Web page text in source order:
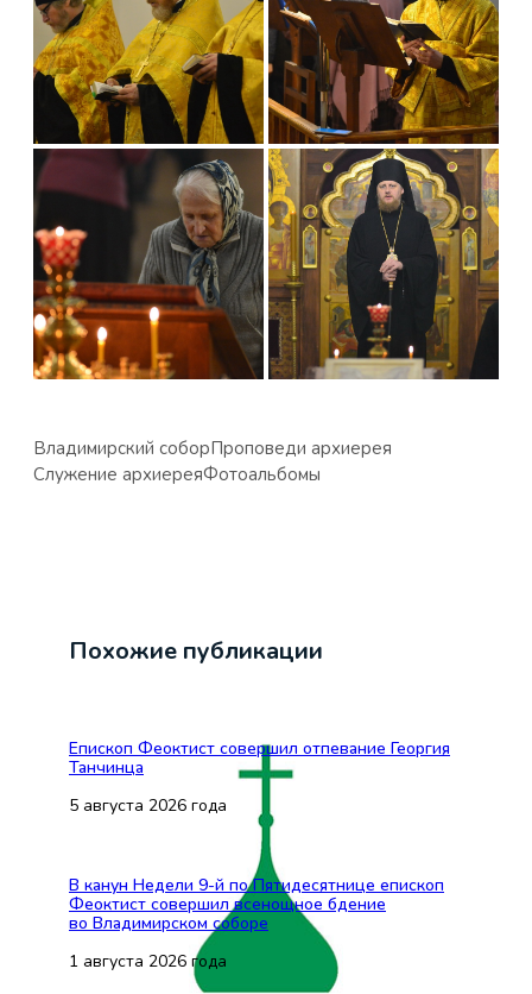
Владимирский соборПроповеди архиерея
Служение архиереяФотоальбомы
Похожие публикации
Епископ Феоктист совершил отпевание Георгия
Танчинца
5 августа 2026 года
В канун Недели 9-й по Пятидесятнице епископ
Феоктист совершил всенощное бдение
во Владимирском соборе
1 августа 2026 года